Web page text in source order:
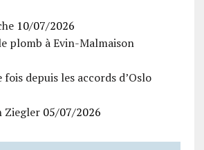
10/07/2026
plomb à Evin-Malmaison
depuis les accords d’Oslo
Ziegler 05/07/2026